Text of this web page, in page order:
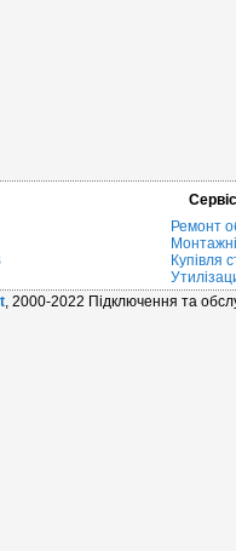
Ремонт
Купівля
, 2000-2022 Підключення та